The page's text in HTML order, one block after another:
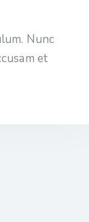
Nunc
et